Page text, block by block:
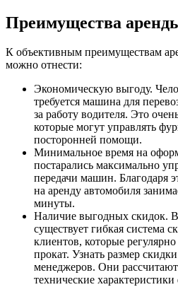
Преимущества
К объективным преимуществам
можно отнести:
Экономическую выгоду.
требуется машина для
за работу водителя. Это
которые могут управлять
посторонней помощи.
Минимальное время на
постарались максимально
передачи машин. Благодаря
на аренду автомобиля
минуты.
Наличие выгодных скидок.
существует гибкая система
клиентов, которые
прокат. Узнать размер
менеджеров. Они
технические